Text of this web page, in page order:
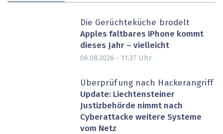
Die Gerüchteküche brodelt
Apples faltbares iPhone kommt
dieses Jahr – vielleicht
06.08.2026 - 11:37 Uhr
Überprüfung nach Hackerangriff
Update: Liechtensteiner
Justizbehörde nimmt nach
Cyberattacke weitere Systeme
vom Netz